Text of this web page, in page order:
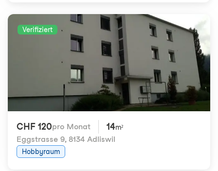
Verifiziert
CHF 120pro Monat 14m²
Eggstrasse 9, 8134 Adliswil
Hobbyraum